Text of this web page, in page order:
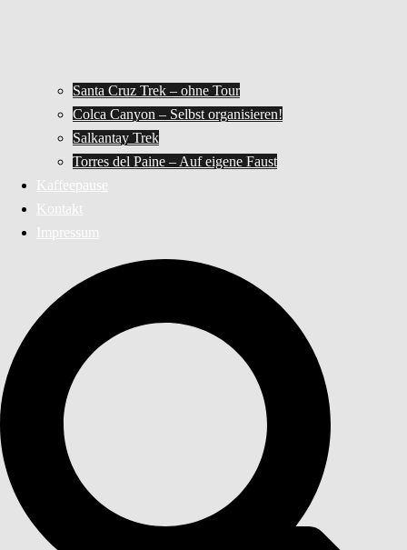
Santa Cruz Trek – ohne Tour
Colca Canyon – Selbst organisieren!
Salkantay Trek
Torres del Paine – Auf eigene Faust
Kaffeepause
Kontakt
Impressum